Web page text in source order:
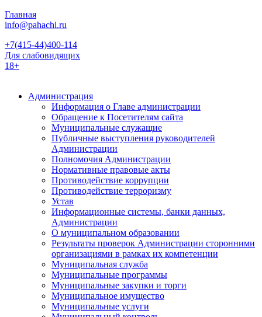
Главная
info@pahachi.ru
+7(415-44)400-114
Для слабовидящих
18+
Администрация
Информация о Главе администрации
Обращение к Посетителям сайта
Муниципальные служащие
Публичные выступления руководителей
Администрации
Полномочия Администрации
Нормативные правовые акты
Противодействие коррупции
Противодействие терроризму
Устав
Информационные системы, банки данных,
Администрации
О муниципальном образовании
Результаты проверок Администрации сторонними
организациями в рамках их компетенции
Муниципальная служба
Муниципальные программы
Муниципальные закупки и торги
Муниципальное имущество
Муниципальные услуги